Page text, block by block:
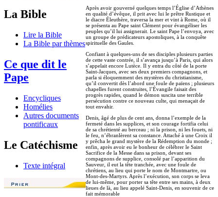
La Bible
Lire la Bible
La Bible par thèmes
Ce que dit le
Pape
Encycliques
Homélies
Autres documents
pontificaux
Le Catéchisme
Texte intégral
Après avoir gouverné quelques temps l’Église d’Athènes
en qualité d’évêque, il prit avec lui le prêtre Rustique et
le diacre Éleuthère, traversa la mer et vint à Rome, où il
se présenta au Pape saint Clément pour évangéliser les
peuples qu’il lui assignerait. Le saint Pape l’envoya, avec
un groupe de prédicateurs apostoliques, à la conquête
spirituelle des Gaules.
Confiant à quelques-uns de ses disciples plusieurs parties
de cette vaste contrée, il s’avança jusqu’à Paris, qui alors
s’appelait encore Lutèce. Il y entra du côté de la porte
Saint-Jacques, avec ses deux premiers compagnons, et
parla si éloquemment des mystères du christianisme,
qu’il convertit dès l’abord une foule de païens ; plusieurs
chapelles furent construites, l’Évangile faisait des
progrès rapides, quand le démon suscita une terrible
persécution contre ce nouveau culte, qui menaçait de
tout envahir.
Denis, âgé de plus de cent ans, donna l’exemple de la
fermeté dans les supplices, et son courage fortifia celui
de sa chrétienté au berceau ; ni la prison, ni les fouets, ni
le feu, n’ébranlèrent sa constance. Attaché à une Croix il
y prêcha le grand mystère de la Rédemption du monde ;
enfin, après avoir eu le bonheur de célébrer le Saint
Sacrifice de la Messe dans sa prison, devant ses
compagnons de supplice, consolé par l’apparition du
Sauveur, il eut la tête tranchée, avec une foule de
chrétiens, au lieu qui porte le nom de Montmartre, ou
Mont-des-Martyrs. Après l’exécution, son corps se leva
de lui-même, pour porter sa tête entre ses mains, à deux
lieues de là, au lieu appelé Saint-Denis, en souvenir de ce
fait mémorable